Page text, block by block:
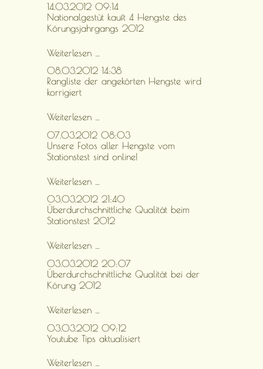
mit
Leo
Risch
online!
14.03.2012 09:14
Nationalgestüt kauft 4 Hengste des
Körungsjahrgangs 2012
Weiterlesen …
4
Hengste
08.03.2012 14:38
Rangliste der angekörten Hengste wird
korrigiert
Weiterlesen …
angekörten
Hengste
wird
07.03.2012 08:03
Unsere Fotos aller Hengste vom
Stationstest sind online!
Weiterlesen …
aller
Hengste
vom
03.03.2012 21:40
Überdurchschnittliche Qualität beim
Stationstest 2012
Weiterlesen …
beim
Stationstest
2012
03.03.2012 20:07
Überdurchschnittliche Qualität bei der
Körung 2012
Weiterlesen …
bei
der
03.03.2012 09:12
Youtube Tips aktualisiert
Weiterlesen …